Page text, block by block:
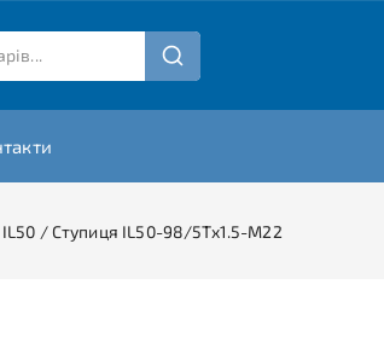
IL50 /Ступиця IL50-98/5Tx1.5-M22